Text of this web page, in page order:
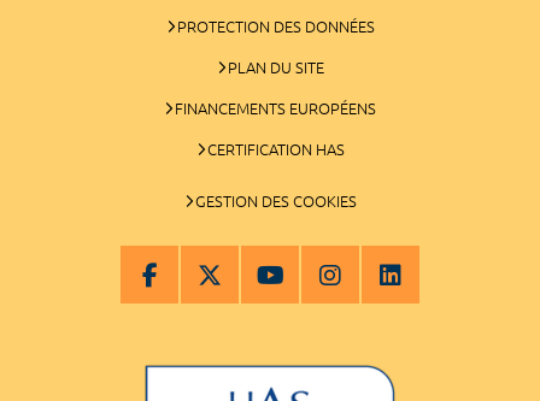
PROTECTION DES DONNÉES
PLAN DU SITE
FINANCEMENTS EUROPÉENS
CERTIFICATION HAS
GESTION DES COOKIES